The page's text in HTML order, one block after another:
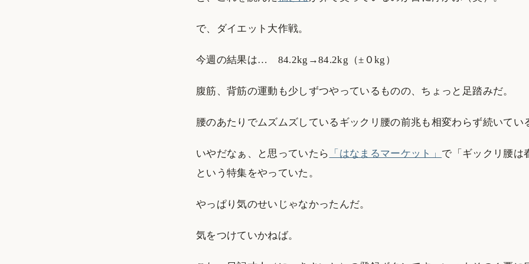
で、ダイエット大作戦。
今週の結果は… 84.2kg→84.2kg（±０kg）
腹筋、背筋の運動も少しずつやっているものの、ちょっと足踏みだ。
腰のあたりでムズムズしているギックリ腰の前兆も相変わらず続いてい
いやだなぁ、と思っていたら 「はなまるマーケット」 で「ギックリ腰は
という特集をやっていた。
やっぱり気のせいじゃなかったんだ。
気をつけていかねば。